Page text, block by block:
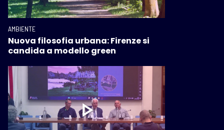
AMBIENTE
Nuova filosofia urbana: Firenze si
candida a modello green